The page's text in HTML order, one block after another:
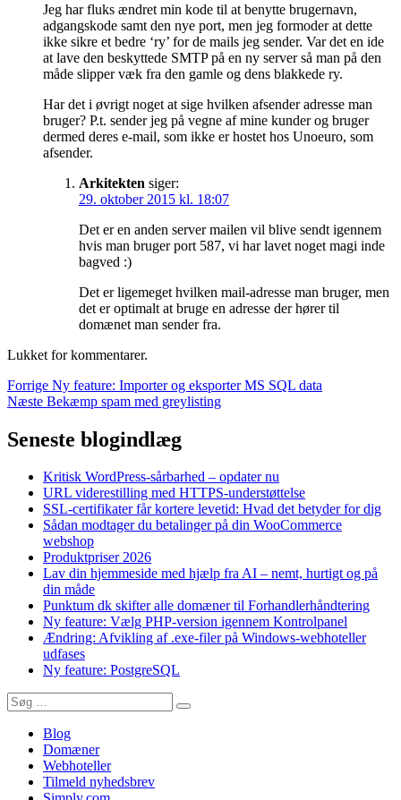
Jeg har fluks ændret min kode til at benytte brugernavn,
adgangskode samt den nye port, men jeg formoder at dette
ikke sikre et bedre ‘ry’ for de mails jeg sender. Var det en ide
at lave den beskyttede SMTP på en ny server så man på den
måde slipper væk fra den gamle og dens blakkede ry.
Har det i øvrigt noget at sige hvilken afsender adresse man
bruger? P.t. sender jeg på vegne af mine kunder og bruger
dermed deres e-mail, som ikke er hostet hos Unoeuro, som
afsender.
Arkitekten siger:
29. oktober 2015 kl. 18:07
Det er en anden server mailen vil blive sendt igennem
hvis man bruger port 587, vi har lavet noget magi inde
bagved :)
Det er ligemeget hvilken mail-adresse man bruger, men
det er optimalt at bruge en adresse der hører til
domænet man sender fra.
Lukket for kommentarer.
Indlægsnavigation
Forrige Forrige
indlæg:
Ny feature: Importer og eksporter MS SQL data
Næste Næste
Bekæmp spam med greylisting
Seneste blogindlæg
Kritisk WordPress-sårbarhed – opdater nu
URL viderestilling med HTTPS-understøttelse
SSL-certifikater får kortere levetid: Hvad det betyder for dig
Sådan modtager du betalinger på din WooCommerce
webshop
Produktpriser 2026
Lav din hjemmeside med hjælp fra AI – nemt, hurtigt og på
din måde
Punktum dk skifter alle domæner til Forhandlerhåndtering
Ny feature: Vælg PHP-version igennem Kontrolpanel
Ændring: Afvikling af .exe-filer på Windows-webhoteller
udfases
Ny feature: PostgreSQL
Søg
efter:
Søg
Blog
Domæner
Webhoteller
Tilmeld nyhedsbrev